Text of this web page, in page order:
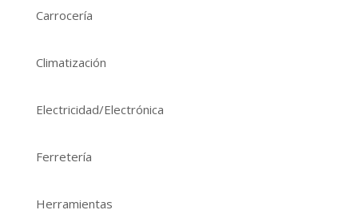
Carrocería
Climatización
Electricidad/Electrónica
Ferretería
Herramientas